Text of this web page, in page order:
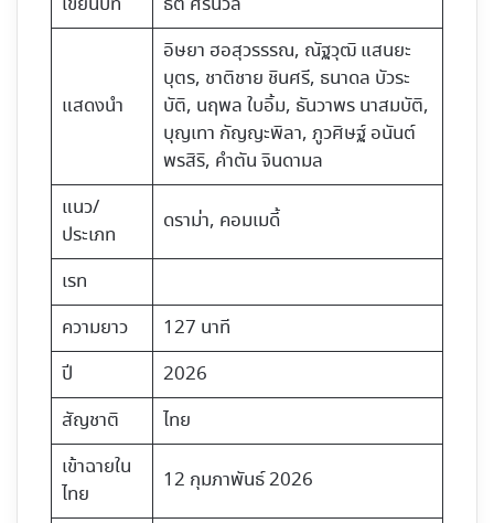
แสดงนำ
อิษยา ฮอสุวรรรณ, ณัฐวุฒิ แสนยะ
บุตร, ชาติชาย ชินศรี, ธนาดล บัวระ
บัติ, นฤพล ใบอิ้ม, ธันวาพร นาสมบัติ,
บุญเทา กัญญะพิลา, ภูวศิษฐ์ อนันต์
พรสิริ, คำตัน จินดามล
แนว/
ประเภท
ดราม่า, คอมเมดี้
เรท
ความยาว
127 นาที
ปี
2026
สัญชาติ
ไทย
เข้าฉายใน
ไทย
12 กุมภาพันธ์ 2026